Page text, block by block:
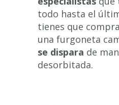
todo hasta el
tienes que
una furgoneta
se dispara de
desorbitada.